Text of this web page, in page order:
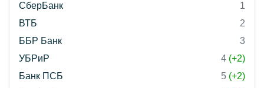
СберБанк
1
ВТБ
2
ББР Банк
3
УБРиР
4 (+2)
Банк ПСБ
5 (+2)